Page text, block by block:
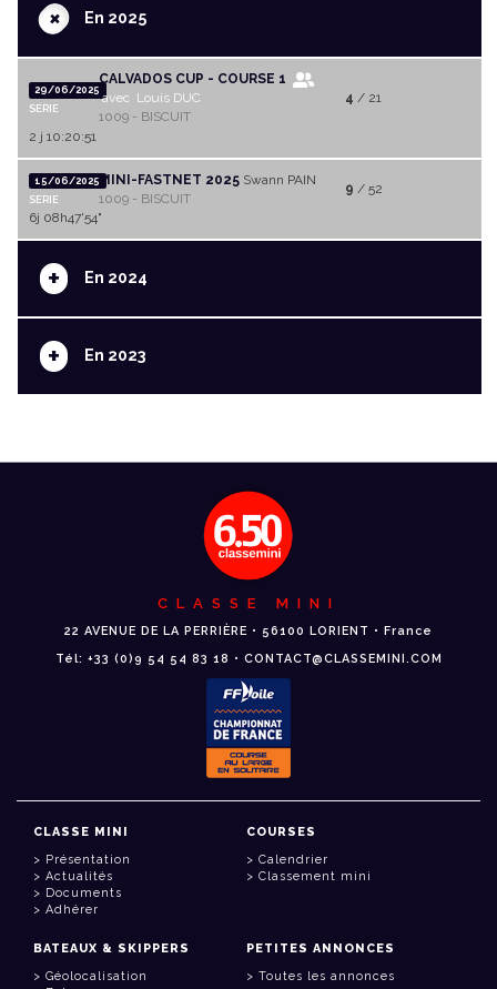
+En 2025
29/06/2025
SERIE
CALVADOS CUP - COURSE 1
avec Louis DUC
1009 - BISCUIT
4 / 21
2 j 10:20:51
15/06/2025
SERIE
MINI-FASTNET 2025 Swann PAIN
1009 - BISCUIT
9 / 52
6j 08h47'54"
+ En 2024
+ En 2023
CLASSE MINI
22 AVENUE DE LA PERRIÈRE • 56100 LORIENT • France
Tél: +33 (0)9 54 54 83 18 • CONTACT@CLASSEMINI.COM
CLASSE MINI
Présentation
Actualités
Documents
Adhérer
COURSES
Calendrier
Classement mini
BATEAUX & SKIPPERS
Géolocalisation
PETITES ANNONCES
Toutes les annonces